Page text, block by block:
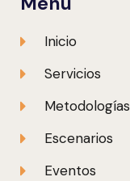
Inicio
Servicios
Metodologías
Escenarios
Eventos